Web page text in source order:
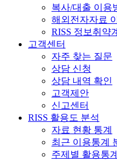
복사/대출 이용
해외전자자료
RISS 정보취약
고객센터
자주 찾는 질문
상담 신청
상담 내역 확인
고객제안
신고센터
RISS 활용도 분석
자료 현황 통계
최근 이용통계
주제별 활용통